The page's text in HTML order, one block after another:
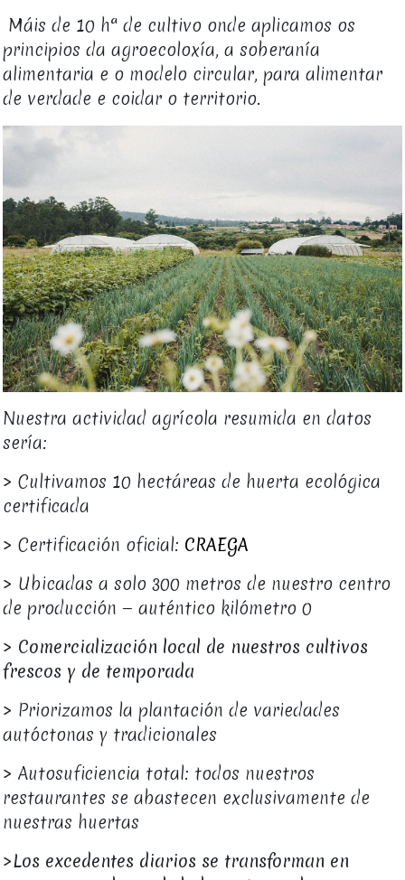
Máis de 10 hª de cultivo onde aplicamos os
principios da agroecoloxía, a soberanía
alimentaria e o modelo circular, para alimentar
de verdade e coidar o territorio.
Nuestra actividad agrícola resumida en datos
sería:
> Cultivamos 10 hectáreas de huerta ecológica
certificada
> Certificación oficial: CRAEGA
> Ubicadas a solo 300 metros de nuestro centro
de producción — auténtico kilómetro 0
> Comercialización local de nuestros cultivos
frescos y de temporada
> Priorizamos la plantación de variedades
autóctonas y tradicionales
> Autosuficiencia total: todos nuestros
restaurantes se abastecen exclusivamente de
nuestras huertas
>Los excedentes diarios se transforman en